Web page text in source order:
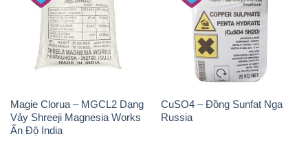
Magie Clorua – MGCL2 Dạng
Vảy Shreeji Magnesia Works
Ấn Độ India
CuSO4 – Đồng Sunfat Nga
Russia